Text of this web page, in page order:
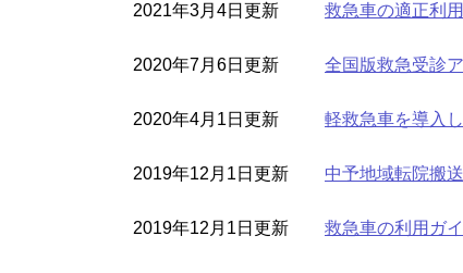
2021年3月4日更新 救急車の適正利
2020年7月6日更新 全国版救急受診
2020年4月1日更新 軽救急車を導入
2019年12月1日更新 中予地域転院搬
2019年12月1日更新 救急車の利用ガ